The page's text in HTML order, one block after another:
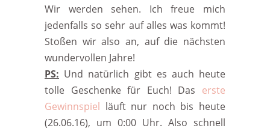
Wir werden sehen. Ich freue mich
jedenfalls so sehr auf alles was kommt!
Stoßen wir also an, auf die nächsten
wundervollen Jahre!
PS: Und natürlich gibt es auch heute
tolle Geschenke für Euch! Das erste
Gewinnspiel läuft nur noch bis heute
(26.06.16), um 0:00 Uhr. Also schnell